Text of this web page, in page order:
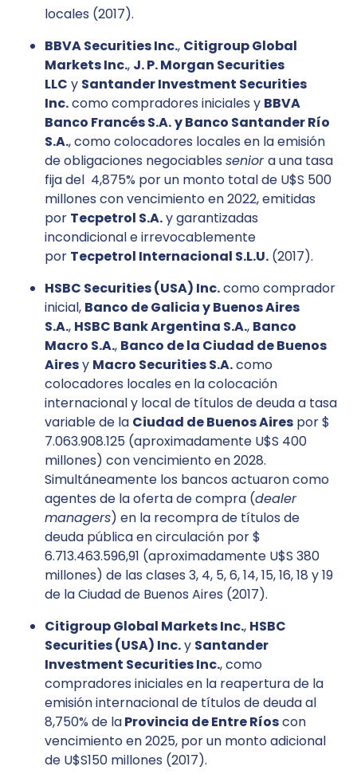
locales (2017).
BBVA Securities Inc., Citigroup Global
Markets Inc., J. P. Morgan Securities
LLC y Santander Investment Securities
Inc.como compradores iniciales y BBVA
Banco Francés S.A.y Banco Santander Río
S.A., como colocadores locales en la emisión
de obligaciones negociables seniora una tasa
fija del 4,875% por un monto total de U$S 500
millones con vencimiento en 2022, emitidas
por Tecpetrol S.A.y garantizadas
incondicional e irrevocablemente
por Tecpetrol Internacional S.L.U. (2017).
HSBC Securities (USA) Inc.como comprador
inicial, Banco de Galicia y Buenos Aires
S.A., HSBC Bank Argentina S.A., Banco
Macro S.A., Banco de la Ciudad de Buenos
Airesy Macro Securities S.A.como
colocadores locales en la colocación
internacional y local de títulos de deuda a tasa
variable de la Ciudad de Buenos Aires por $
7.063.908.125 (aproximadamente U$S 400
millones) con vencimiento en 2028.
Simultáneamente los bancos actuaron como
agentes de la oferta de compra (dealer
managers) en la recompra de títulos de
deuda pública en circulación por $
6.713.463.596,91 (aproximadamente U$S 380
millones) de las clases 3, 4, 5, 6, 14, 15, 16, 18 y 19
de la Ciudad de Buenos Aires (2017).
Citigroup Global Markets Inc., HSBC
Securities (USA) Inc.y Santander
Investment Securities Inc., como
compradores iniciales en la reapertura de la
emisión internacional de títulos de deuda al
8,750% de laProvincia de Entre Ríoscon
vencimiento en 2025, por un monto adicional
de U$S150 millones (2017).